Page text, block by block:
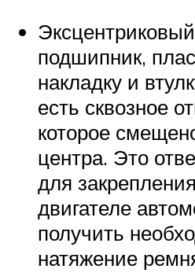
подшипник,
накладку и
есть сквозное
которое
центра. Это
для
двигателе
получить
натяжение